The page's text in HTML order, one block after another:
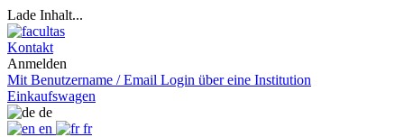
Lade Inhalt...
Kontakt
Anmelden
Mit Benutzername / Email Login über eine Institution
Einkaufswagen
de
en
fr